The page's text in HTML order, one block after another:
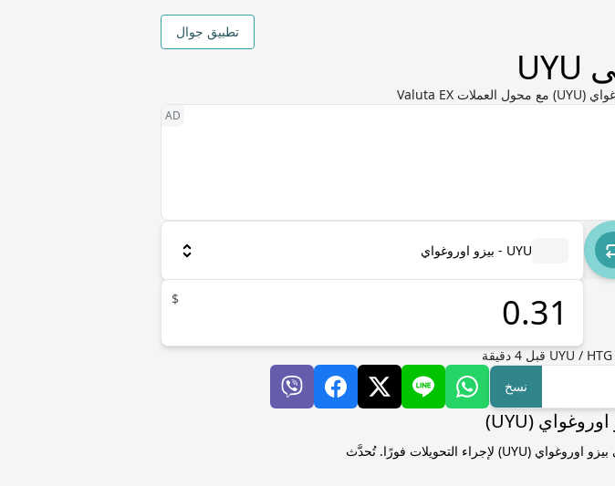
تطبيق جوال
UYU - بيزو اوروغواي
$
UYU / HTG قبل4 دقيقة
نسخ
استخدم سعر الصرف المباشر من جوردى هايتي (HTG) إلى بيزو اوروغواي (UYU) لإجراء التحويلات فورًا. تُحدَّث